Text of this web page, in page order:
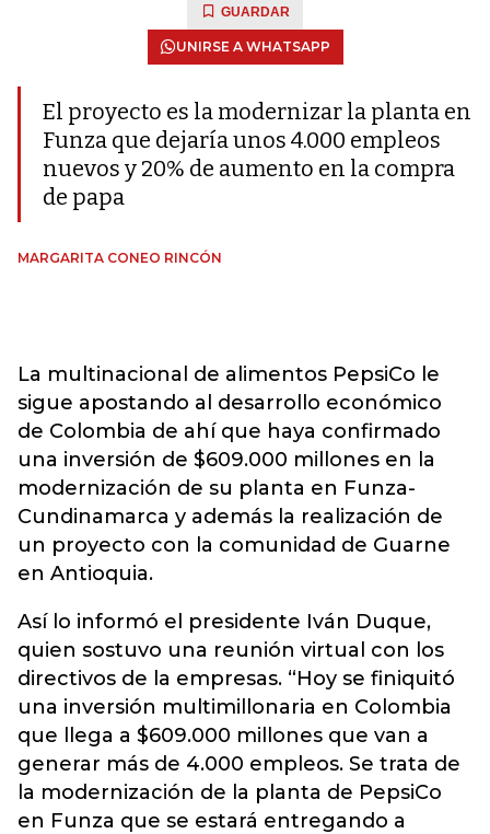
GUARDAR
UNIRSE A WHATSAPP
El proyecto es la modernizar la planta en
Funza que dejaría unos 4.000 empleos
nuevos y 20% de aumento en la compra
de papa
MARGARITA CONEO RINCÓN
La multinacional de alimentos PepsiCo le
sigue apostando al desarrollo económico
de Colombia de ahí que haya confirmado
una inversión de $609.000 millones en la
modernización de su planta en Funza-
Cundinamarca y además la realización de
un proyecto con la comunidad de Guarne
en Antioquia.
Así lo informó el presidente Iván Duque,
quien sostuvo una reunión virtual con los
directivos de la empresas. “Hoy se finiquitó
una inversión multimillonaria en Colombia
que llega a $609.000 millones que van a
generar más de 4.000 empleos. Se trata de
la modernización de la planta de PepsiCo
en Funza que se estará entregando a